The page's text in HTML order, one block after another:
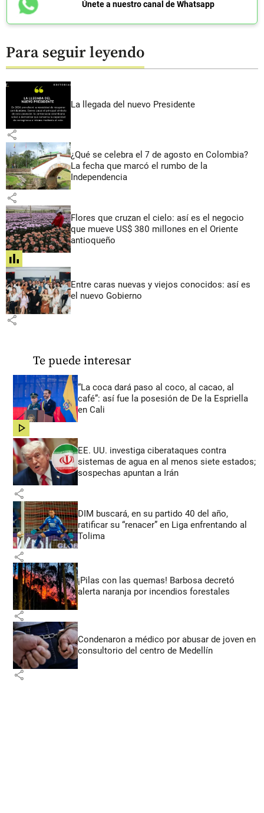
Únete a nuestro canal de Whatsapp
Para seguir leyendo
La llegada del nuevo Presidente
share
¿Qué se celebra el 7 de agosto en Colombia?
La fecha que marcó el rumbo de la
Independencia
share
Flores que cruzan el cielo: así es el negocio
que mueve US$ 380 millones en el Oriente
antioqueño
share
Entre caras nuevas y viejos conocidos: así es
el nuevo Gobierno
share
Te puede interesar
“La coca dará paso al coco, al cacao, al
café”: así fue la posesión de De la Espriella
en Cali
share
EE. UU. investiga ciberataques contra
sistemas de agua en al menos siete estados;
sospechas apuntan a Irán
share
DIM buscará, en su partido 40 del año,
ratificar su “renacer” en Liga enfrentando al
Tolima
share
¡Pilas con las quemas! Barbosa decretó
alerta naranja por incendios forestales
share
Condenaron a médico por abusar de joven en
consultorio del centro de Medellín
share